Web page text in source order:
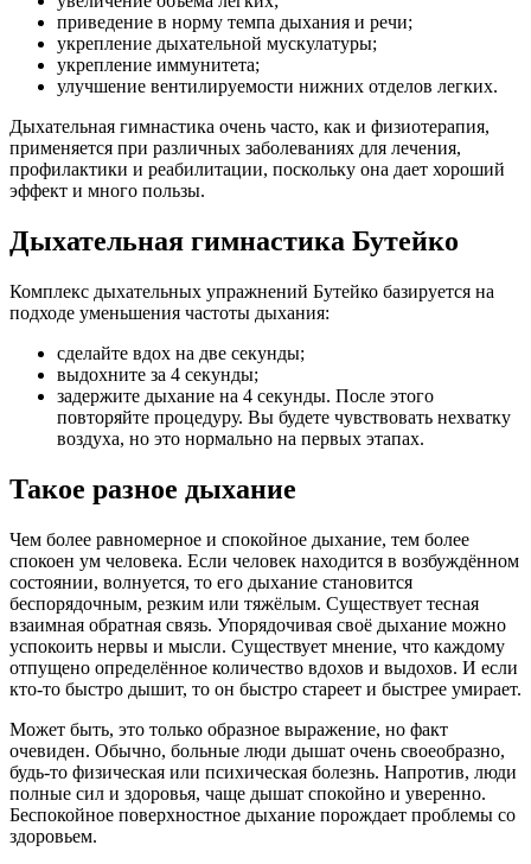
приведение в норму темпа дыхания и речи;
укрепление дыхательной мускулатуры;
укрепление иммунитета;
улучшение вентилируемости нижних отделов легких.
Дыхательная гимнастика очень часто, как и физиотерапия,
применяется при различных заболеваниях для лечения,
профилактики и реабилитации, поскольку она дает хороший
эффект и много пользы.
Дыхательная гимнастика Бутейко
Комплекс дыхательных упражнений Бутейко базируется на
подходе уменьшения частоты дыхания:
сделайте вдох на две секунды;
выдохните за 4 секунды;
задержите дыхание на 4 секунды. После этого
повторяйте процедуру. Вы будете чувствовать нехватку
воздуха, но это нормально на первых этапах.
Такое разное дыхание
Чем более равномерное и спокойное дыхание, тем более
спокоен ум человека. Если человек находится в возбуждённом
состоянии, волнуется, то его дыхание становится
беспорядочным, резким или тяжёлым. Существует тесная
взаимная обратная связь. Упорядочивая своё дыхание можно
успокоить нервы и мысли. Существует мнение, что каждому
отпущено определённое количество вдохов и выдохов. И если
кто-то быстро дышит, то он быстро стареет и быстрее умирает.
Может быть, это только образное выражение, но факт
очевиден. Обычно, больные люди дышат очень своеобразно,
будь-то физическая или психическая болезнь. Напротив, люди
полные сил и здоровья, чаще дышат спокойно и уверенно.
Беспокойное поверхностное дыхание порождает проблемы со
здоровьем.